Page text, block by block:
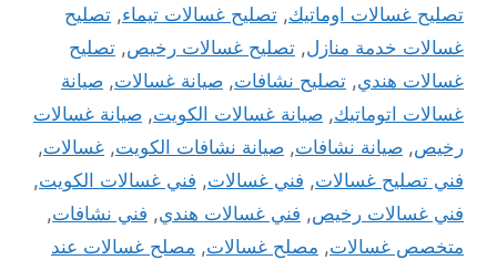
تصليح غسالات اوماتيك, تصليح غسالات تيماء, تصليح
غسالات خدمة منازل, تصليح غسالات رخيص, تصليح
غسالات هندي, تصليح نشافات, صيانة غسالات, صيانة
غسالات اتوماتيك, صيانة غسالات الكويت, صيانة غسالات
رخيص, صيانة نشافات, صيانة نشافات الكويت, غسالات,
فني تصليح غسالات, فني غسالات, فني غسالات الكويت,
فني غسالات رخيص, فني غسالات هندي, فني نشافات,
متخصص غسالات, مصلح غسالات, مصلح غسالات عند